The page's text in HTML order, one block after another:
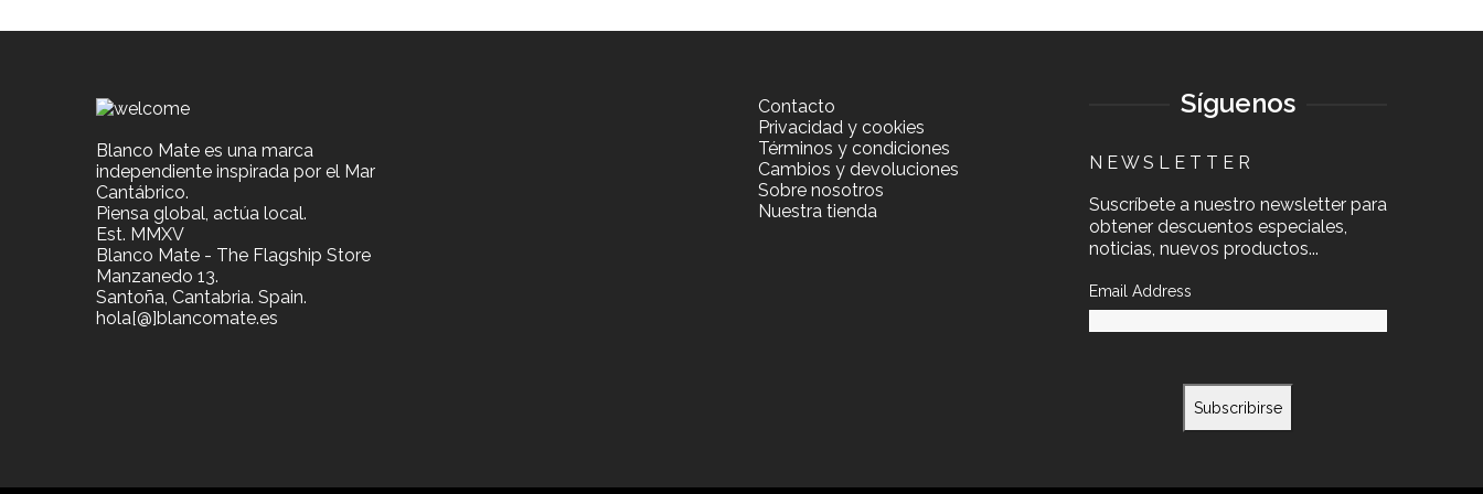
Blanco Mate es una marca
independiente inspirada por el Mar
Cantábrico.
Piensa global, actúa local.
Est. MMXV
Blanco Mate - The Flagship Store
Manzanedo 13.
Santoña, Cantabria. Spain.
hola[@]blancomate.es
Contacto
Privacidad y cookies
Términos y condiciones
Cambios y devoluciones
Sobre nosotros
Nuestra tienda
Síguenos
N E W S L E T T E R
Suscríbete a nuestro newsletter para
obtener descuentos especiales,
noticias, nuevos productos...
Email Address